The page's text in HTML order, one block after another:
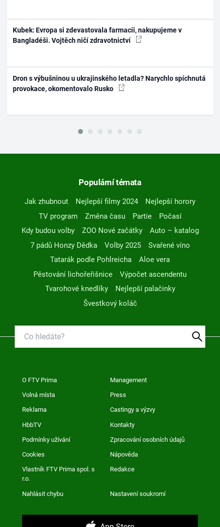
Kubek: Evropa si zdevastovala farmacii, nakupujeme v
Bangladéši. Vojtěch ničí zdravotnictví
Dron s výbušninou u ukrajinského letadla? Narychlo spíchnutá
provokace, okomentovalo Rusko
Populární témata
Jak zhubnout Nejlepší filmy 2024
Nejlepší horory
TV program
Změna času Partie
Počasí
Kdy budou volby
ZOO Nové začátky
Auto – katalog
7 pádů Honzy Dědka
Volby 2025
Svařené víno
Tatarák podle Pohlreicha
Aloe vera
Pěstování lichořeřišnice
Výpočet ascendentu
Tvarohové knedlíky
Nejlepší palačinky
Švestkový koláč
O FTV Prima Management
Volná místa Press
Reklama Castingy a výzvy
HbbTV Kontakty
Podmínky užívání Zpracování osobních údajů
Cookies Nápověda
Vlastník FTV Prima spol. s
r.o.
Redakce
Nahlásit chybu Nastavení soukromí